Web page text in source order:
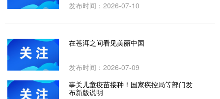
发布时间：2026-07-10
在苍洱之间看见美丽中国
发布时间：2026-07-09
事关儿童疫苗接种！国家疾控局等部门发
布新版说明